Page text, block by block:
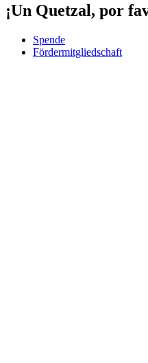
¡Un Quetzal, por
Spende
Fördermitgliedschaft